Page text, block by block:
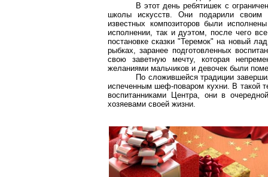
В этот день ребятишек с
школы искусств. Они подарили своим
известных композиторов были
исполнении, так и дуэтом, после чего
постановке сказки "Теремок" на новый
рыбках, заранее подготовленных
свою заветную мечту, которая
желаниями мальчиков и девочек были
По сложившейся традиции
испеченным шеф-поваром кухни. В такой
воспитанниками Центра, они в
хозяевами своей жизни.